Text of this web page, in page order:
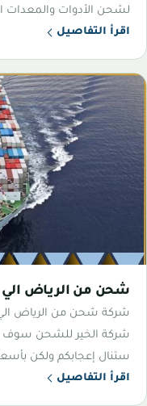
لشحن الأدوات والمعدات
اقرأ التفاصيل
شحن من الرياض الي
شركة شحن من الرياض الي
شركة الخير للشحن سوف
ستنال إعجابكم ولكن
اقرأ التفاصيل